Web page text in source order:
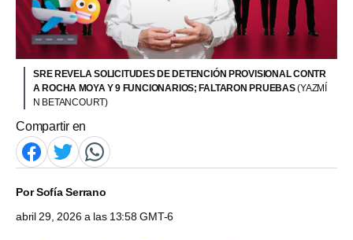
SRE REVELA SOLICITUDES DE DETENCIÓN PROVISIONAL CONTR
A ROCHA MOYA Y 9 FUNCIONARIOS; FALTARON PRUEBAS(YAZMÍ
N BETANCOURT)
Compartir en
PorSofía Serrano
abril 29, 2026 a las 13:58 GMT-6